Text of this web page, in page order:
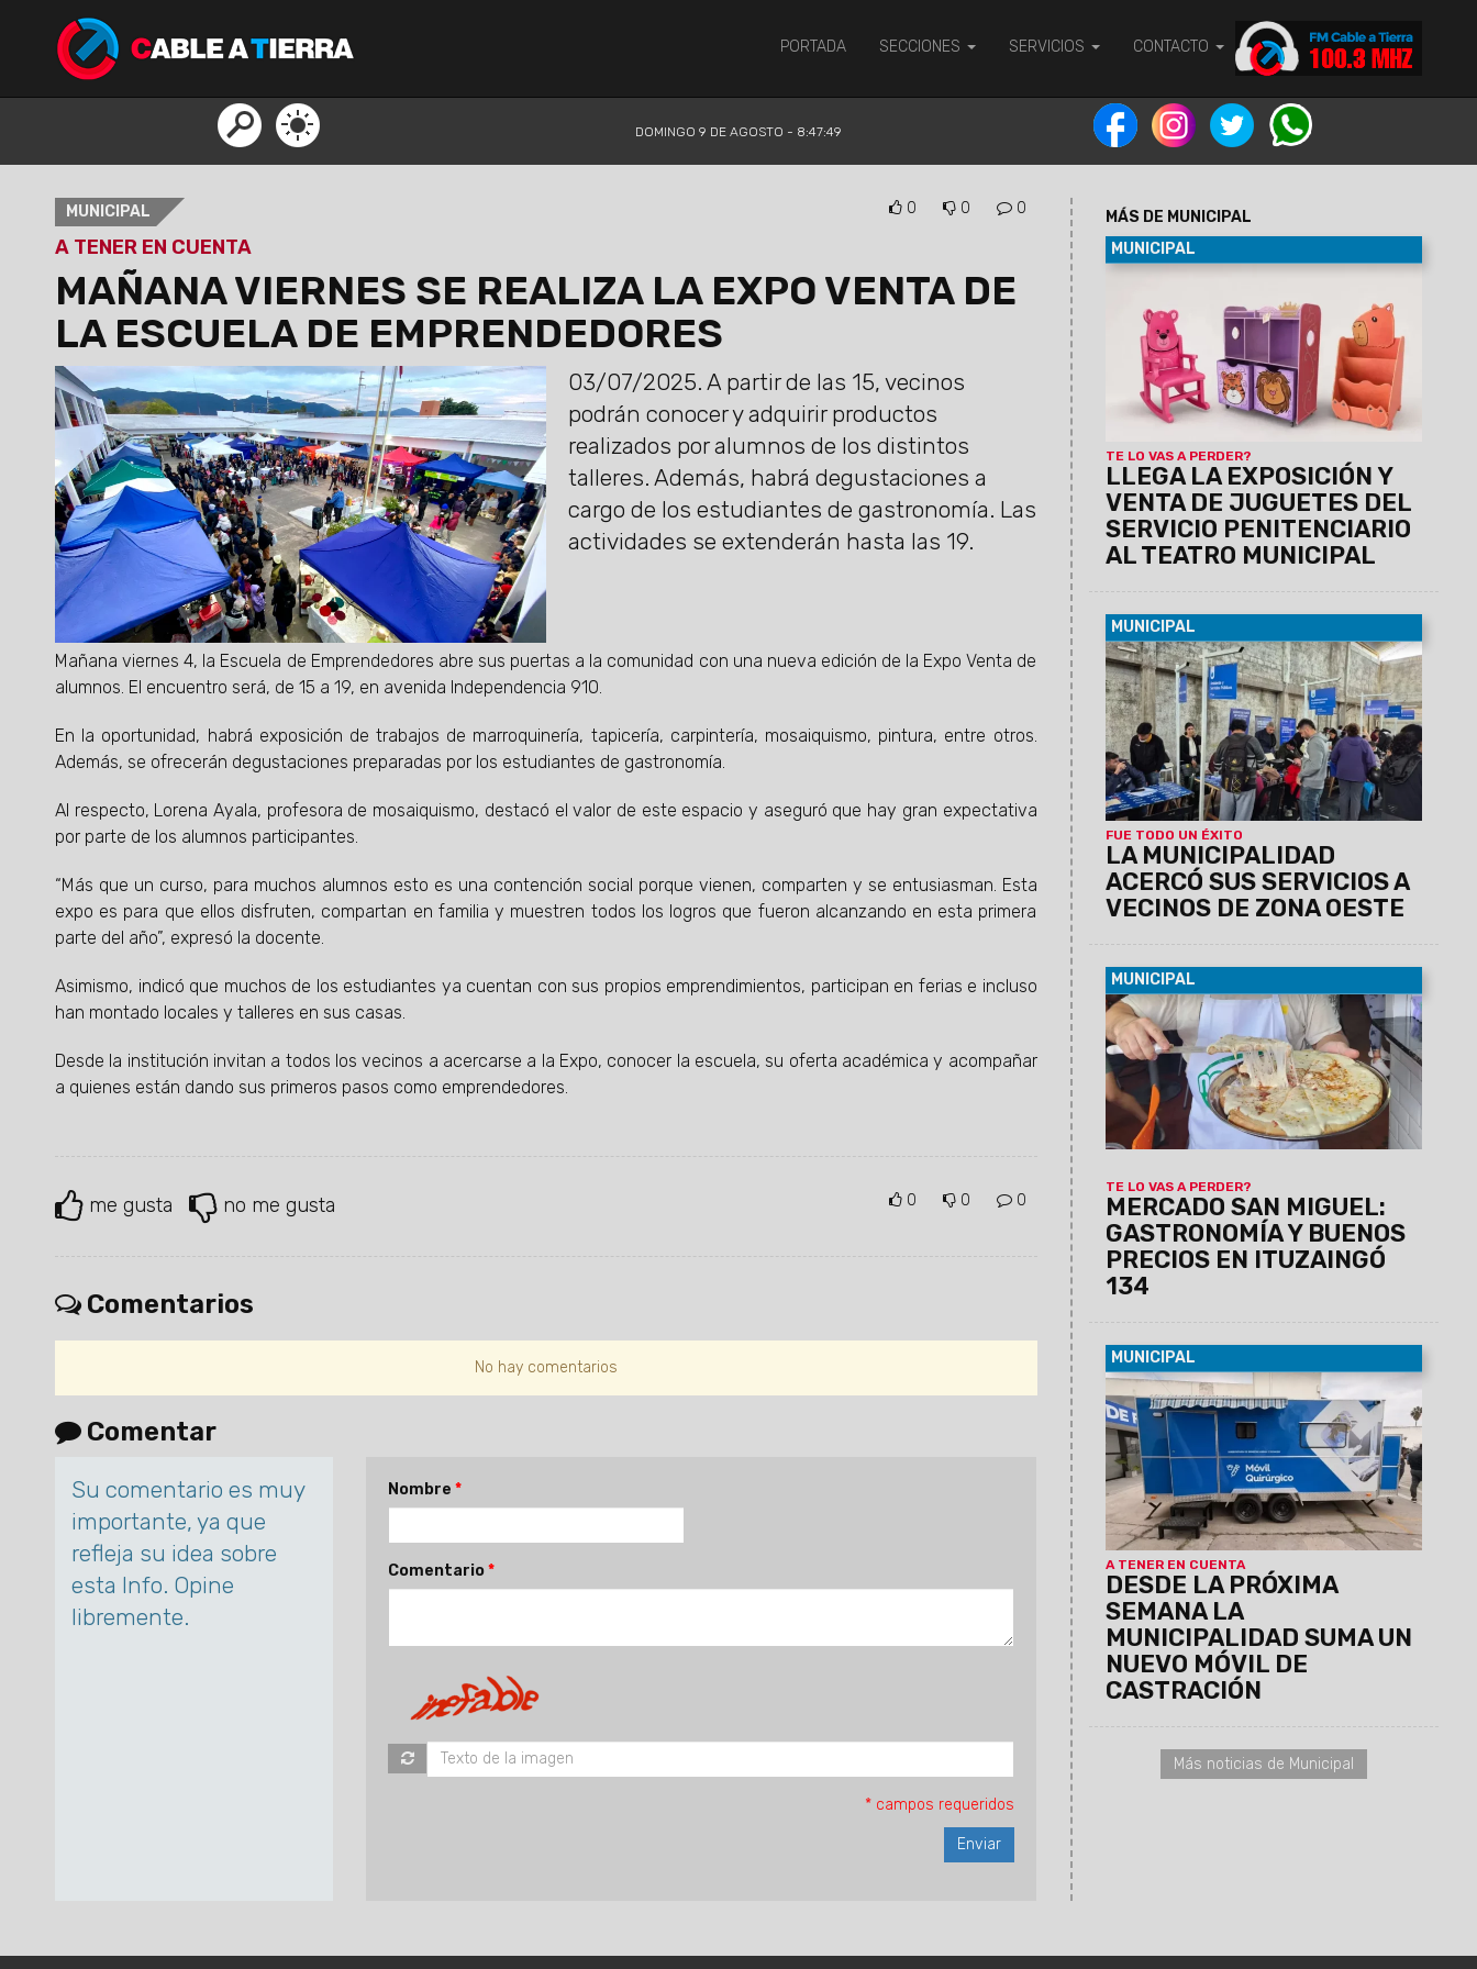
PORTADA SECCIONES SERVICIOS CONTACTO
DOMINGO 9 DE AGOSTO - 8:47:49
MUNICIPAL 0 0 0
A TENER EN CUENTA
MAÑANA VIERNES SE REALIZA LA EXPO VENTA DE
LA ESCUELA DE EMPRENDEDORES
03/07/2025. A partir de las 15, vecinos
podrán conocer y adquirir productos
realizados por alumnos de los distintos
talleres. Además, habrá degustaciones a
cargo de los estudiantes de gastronomía. Las
actividades se extenderán hasta las 19.
Mañana viernes 4, la Escuela de Emprendedores abre sus puertas a la comunidad con una nueva edición de la Expo Venta de
alumnos. El encuentro será, de 15 a 19, en avenida Independencia 910.
En la oportunidad, habrá exposición de trabajos de marroquinería, tapicería, carpintería, mosaiquismo, pintura, entre otros.
Además, se ofrecerán degustaciones preparadas por los estudiantes de gastronomía.
Al respecto, Lorena Ayala, profesora de mosaiquismo, destacó el valor de este espacio y aseguró que hay gran expectativa
por parte de los alumnos participantes.
“Más que un curso, para muchos alumnos esto es una contención social porque vienen, comparten y se entusiasman. Esta
expo es para que ellos disfruten, compartan en familia y muestren todos los logros que fueron alcanzando en esta primera
parte del año”, expresó la docente.
Asimismo, indicó que muchos de los estudiantes ya cuentan con sus propios emprendimientos, participan en ferias e incluso
han montado locales y talleres en sus casas.
Desde la institución invitan a todos los vecinos a acercarse a la Expo, conocer la escuela, su oferta académica y acompañar
a quienes están dando sus primeros pasos como emprendedores.
me gusta no me gusta 0 0 0
Comentarios
No hay comentarios
Comentar
Su comentario es muy
importante, ya que
refleja su idea sobre
esta Info. Opine
libremente.
Nombre
Comentario
* campos requeridos
MÁS DE MUNICIPAL
MUNICIPAL
TE LO VAS A PERDER?
LLEGA LA EXPOSICIÓN Y
VENTA DE JUGUETES DEL
SERVICIO PENITENCIARIO
AL TEATRO MUNICIPAL
en el marco de las actividades por el Día
del Niño, el 10 y 11 de agosto, de 8:30 a 19
hs, con entrada libre y gratuita. Se
exhibirán juguetes de madera, artesanías
infantiles, muebles y utilitarios
elaborados por la Dirección Industrial del
Servicio Penitenciario de Salta.
MUNICIPAL
FUE TODO UN ÉXITO
LA MUNICIPALIDAD
ACERCÓ SUS SERVICIOS A
VECINOS DE ZONA OESTE
09/08/2026 Esta mañana se realizó
una nueva edición de "La Muni en tu
Barrio" en el Club Deportivo de Solís
Pizarro, donde los vecinos pudieron
realizar trámites y gestiones municipales
y provinciales. Además, se desarrolló un
operativo de discapacidad para facilitar
el acceso al Certificado Único de
Discapacidad (CUD) y otras
prestaciones.
MUNICIPAL
TE LO VAS A PERDER?
MERCADO SAN MIGUEL:
GASTRONOMÍA Y BUENOS
PRECIOS EN ITUZAINGÓ
134
08/08/2026
Empanadas, tamales,
humitas, locro, pizzas, milanesas,
minutas y muchas otras especialidades
forman parte de una amplia oferta de
comidas caseras que invita a salteños y
turistas a disfrutar de los sabores de
siempre a precios accesibles.
MUNICIPAL
A TENER EN CUENTA
DESDE LA PRÓXIMA
SEMANA LA
MUNICIPALIDAD SUMA UN
NUEVO MÓVIL DE
CASTRACIÓN
08/08/2026 La unidad, equipada con
dos camillas, será instalada de manera
fija del lunes 10 al viernes 14 de agosto
en el SUM del barrio Sanidad, donde
atenderá de 8.30 a 13 hs. Los turnos se
entregarán previamente vía Whatsapp
comunicándose al: 3872102659 y
3874861402
Más noticias de Municipal